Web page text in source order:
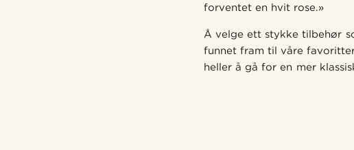
forventet en hvit rose.»
Å velge ett stykke tilbehør
funnet fram til våre
heller å gå for en mer